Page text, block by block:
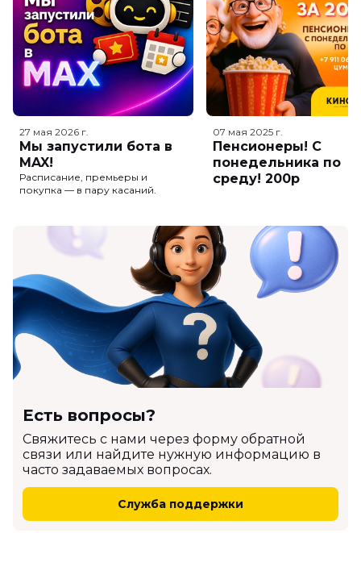
27 мая 2026 г.
Мы запустили бота в
MAX!
Расписание, премьеры и
покупка — в пару касаний.
07 мая 2025 г.
Пенсионеры! С
понедельника по
среду! 200р
Есть вопросы?
Cвяжитесь с нами через форму обратной
связи или найдите нужную информацию в
часто задаваемых вопросах.
Служба поддержки